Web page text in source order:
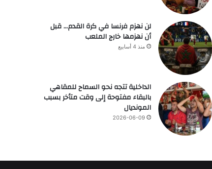
لن نهزم فرنسا في كرة القدم… قبل
أن نهزمها خارج الملعب
منذ 4 أسابيع
الداخلية تتجه نحو السماح للمقاهي
بالبقاء مفتوحة إلى وقت متأخر بسبب
المونديال
2026-06-09